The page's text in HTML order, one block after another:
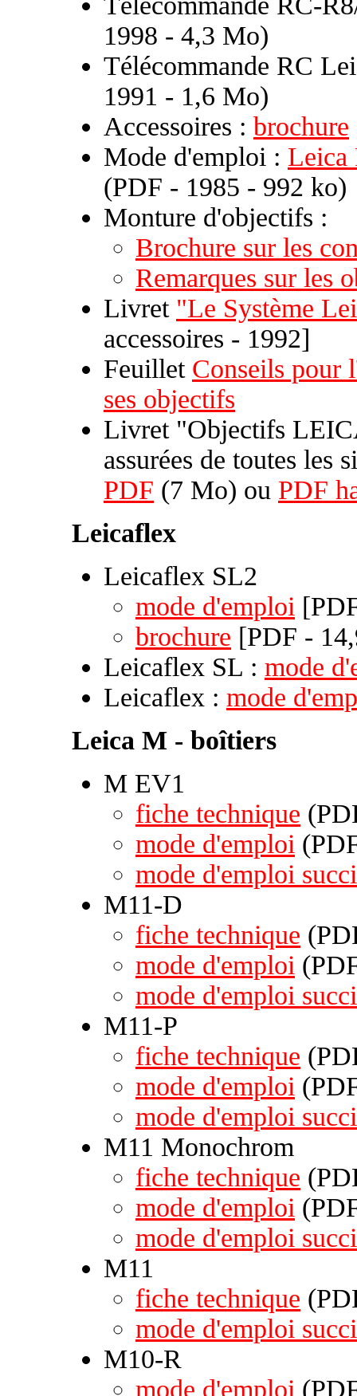
1998 - 4,3 Mo)
Télécommande RC
1991 - 1,6 Mo)
Accessoires : brochure
Mode d'emploi : Leica
(PDF - 1985 - 992 ko)
Monture d'objectifs :
Brochure sur les
Remarques sur les
Livret "Le Système
accessoires - 1992]
Feuillet Conseils pour
ses objectifs
Livret "Objectifs
assurées de toutes les
PDF (7 Mo) ou PDF
Leicaflex
Leicaflex SL2
mode d'emploi
brochure [PDF -
Leicaflex SL : mode
Leicaflex : mode
Leica M - boîtiers
M EV1
fiche technique
mode d'emploi
mode d'emploi
M11-D
fiche technique
mode d'emploi
mode d'emploi
M11-P
fiche technique
mode d'emploi
mode d'emploi
M11 Monochrom
fiche technique
mode d'emploi
mode d'emploi
M11
fiche technique
mode d'emploi
M10-R
mode d'emploi